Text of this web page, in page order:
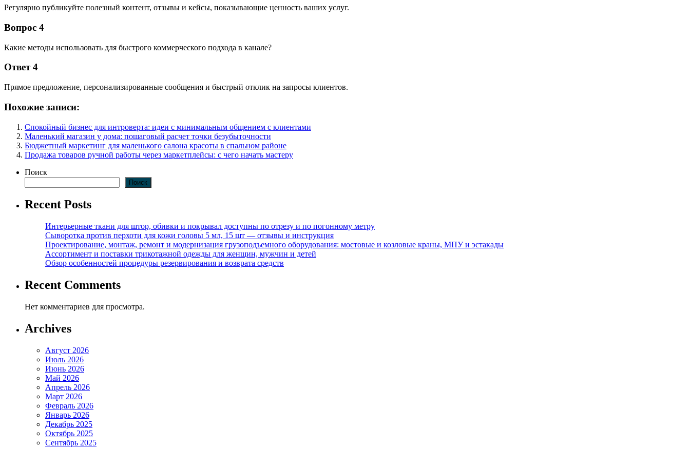
Регулярно публикуйте полезный контент, отзывы и кейсы, показывающие ценность ваших услуг.
Вопрос 4
Какие методы использовать для быстрого коммерческого подхода в канале?
Ответ 4
Прямое предложение, персонализированные сообщения и быстрый отклик на запросы клиентов.
Похожие записи:
Спокойный бизнес для интроверта: идеи с минимальным общением с клиентами
Маленький магазин у дома: пошаговый расчет точки безубыточности
Бюджетный маркетинг для маленького салона красоты в спальном районе
Продажа товаров ручной работы через маркетплейсы: с чего начать мастеру
Поиск
Поиск
Recent Posts
Интерьерные ткани для штор, обивки и покрывал доступны по отрезу и по погонному метру
Сыворотка против перхоти для кожи головы 5 мл, 15 шт — отзывы и инструкция
Проектирование, монтаж, ремонт и модернизация грузоподъемного оборудования: мостовые и козловые краны, МПУ и эстакады
Ассортимент и поставки трикотажной одежды для женщин, мужчин и детей
Обзор особенностей процедуры резервирования и возврата средств
Recent Comments
Нет комментариев для просмотра.
Archives
Август 2026
Июль 2026
Июнь 2026
Май 2026
Апрель 2026
Март 2026
Февраль 2026
Январь 2026
Декабрь 2025
Октябрь 2025
Сентябрь 2025